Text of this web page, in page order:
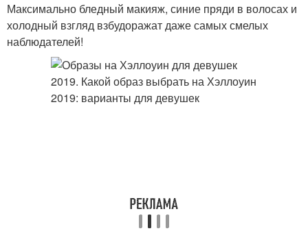
Максимально бледный макияж, синие пряди в волосах и
холодный взгляд взбудоражат даже самых смелых
наблюдателей!